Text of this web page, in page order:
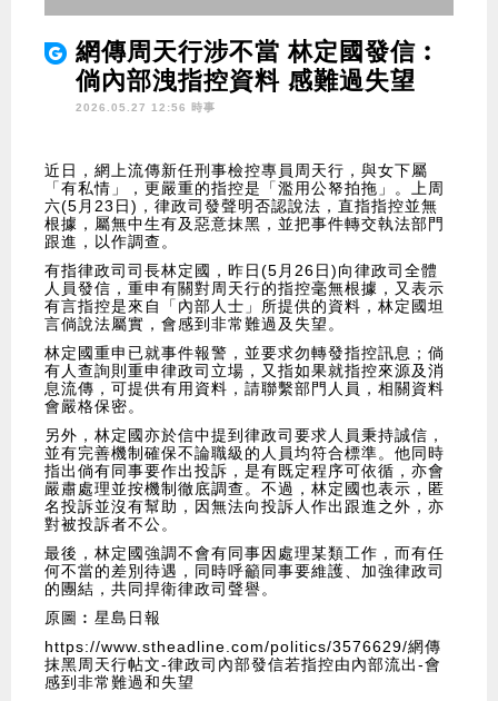
網傳周天行涉不當 林定國發信︰
倘內部洩指控資料 感難過失望
2026.05.27 12:56 時事
近日，網上流傳新任刑事檢控專員周天行，與女下屬
「有私情」，更嚴重的指控是「濫用公帑拍拖」。上周
六(5月23日)，律政司發聲明否認說法，直指指控並無
根據，屬無中生有及惡意抹黑，並把事件轉交執法部門
跟進，以作調查。
有指律政司司長林定國，昨日(5月26日)向律政司全體
人員發信，重申有關對周天行的指控毫無根據，又表示
有言指控是來自「內部人士」所提供的資料，林定國坦
言倘說法屬實，會感到非常難過及失望。
林定國重申已就事件報警，並要求勿轉發指控訊息；倘
有人查詢則重申律政司立場，又指如果就指控來源及消
息流傳，可提供有用資料，請聯繫部門人員，相關資料
會嚴格保密。
另外，林定國亦於信中提到律政司要求人員秉持誠信，
並有完善機制確保不論職級的人員均符合標準。他同時
指出倘有同事要作出投訴，是有既定程序可依循，亦會
嚴肅處理並按機制徹底調查。不過，林定國也表示，匿
名投訴並沒有幫助，因無法向投訴人作出跟進之外，亦
對被投訴者不公。
最後，林定國強調不會有同事因處理某類工作，而有任
何不當的差別待遇，同時呼籲同事要維護、加強律政司
的團結，共同捍衛律政司聲譽。
原圖︰星島日報
https://www.stheadline.com/politics/3576629/網傳
抹黑周天行帖文-律政司內部發信若指控由內部流出-會
感到非常難過和失望